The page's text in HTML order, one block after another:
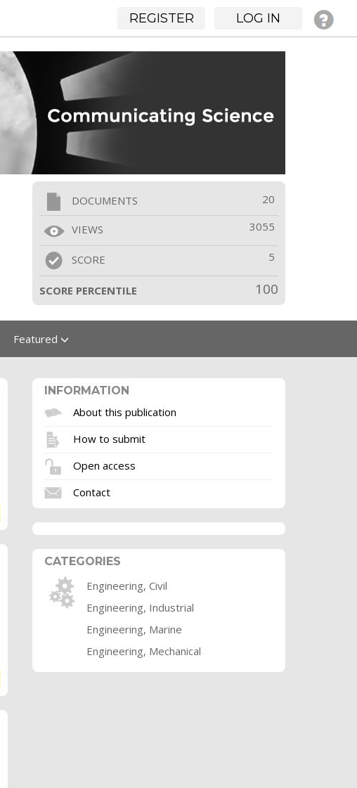
REGISTER LOG IN
DOCUMENTS 20
VIEWS 3055
SCORE 5
SCORE PERCENTILE 100
Featured
INFORMATION
About this publication
How to submit
Open access
Contact
CATEGORIES
Engineering, Civil
Engineering, Industrial
Engineering, Marine
Engineering, Mechanical